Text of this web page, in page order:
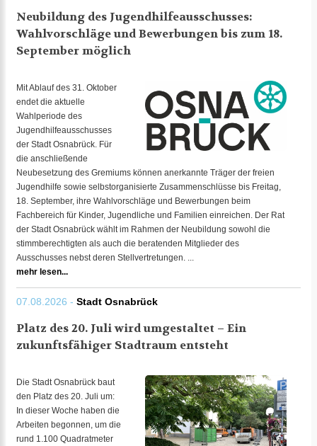
Neubildung des Jugendhilfeausschusses:
Wahlvorschläge und Bewerbungen bis zum 18.
September möglich
Mit Ablauf des 31. Oktober
endet die aktuelle
Wahlperiode des
Jugendhilfeausschusses
der Stadt Osnabrück. Für
die anschließende
Neubesetzung des Gremiums können anerkannte Träger der freien
Jugendhilfe sowie selbstorganisierte Zusammenschlüsse bis Freitag,
18. September, ihre Wahlvorschläge und Bewerbungen beim
Fachbereich für Kinder, Jugendliche und Familien einreichen. Der Rat
der Stadt Osnabrück wählt im Rahmen der Neubildung sowohl die
stimmberechtigten als auch die beratenden Mitglieder des
Ausschusses nebst deren Stellvertretungen. ...
mehr lesen...
07.08.2026 - Stadt Osnabrück
Platz des 20. Juli wird umgestaltet – Ein
zukunftsfähiger Stadtraum entsteht
Die Stadt Osnabrück baut
den Platz des 20. Juli um:
In dieser Woche haben die
Arbeiten begonnen, um die
rund 1.100 Quadratmeter